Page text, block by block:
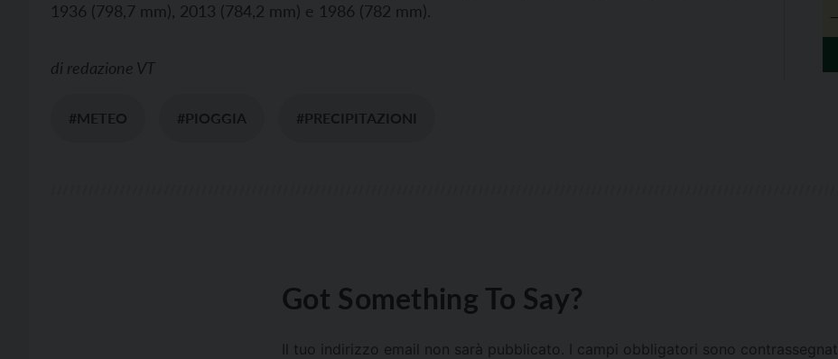
1936 (798,7 mm), 2013 (784,2 mm) e 1986 (782 mm).
di redazione VT
#METEO #PIOGGIA #PRECIPITAZIONI
Got Something To Say?
Il tuo indirizzo email non sarà pubblicato. I campi obbligatori sono contrassegnati